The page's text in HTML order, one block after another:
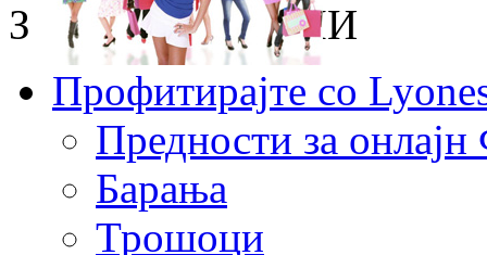
ЗА онлајн ФИРМИ
Профитирајте со
Предности за
Барања
Трошоци